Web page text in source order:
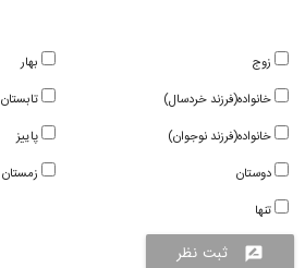
بهار
تابستان
پاییز
زمستان
زوج
خانواده(فرزند خردسال)
خانواده(فرزند نوجوان)
دوستان
تنها
rate_review ثبت نظر